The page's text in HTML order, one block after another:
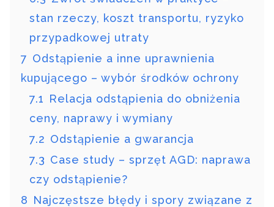
stan rzeczy, koszt transportu, ryzyko
przypadkowej utraty
7 Odstąpienie a inne uprawnienia
kupującego – wybór środków ochrony
7.1 Relacja odstąpienia do obniżenia
ceny, naprawy i wymiany
7.2 Odstąpienie a gwarancja
7.3 Case study – sprzęt AGD: naprawa
czy odstąpienie?
8 Najczęstsze błędy i spory związane z